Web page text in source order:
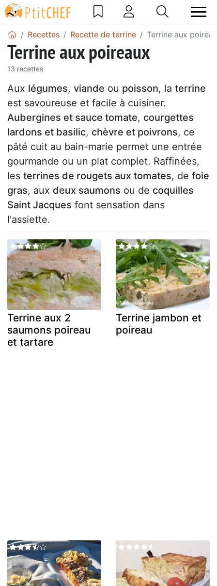
Recettes Recette de terrine Terrine aux
Terrine aux poireaux
13 recettes
Aux légumes, viande ou poisson, la terrine
est savoureuse et facile à cuisiner.
Aubergines et sauce tomate, courgettes
lardons et basilic, chèvre et poivrons, ce
pâté cuit au bain-marie permet une entrée
gourmande ou un plat complet. Raffinées,
les terrines de rougets aux tomates, de foie
gras, aux deux saumons ou de coquilles
Saint Jacques font sensation dans
l'assiette.
Terrine aux 2
saumons poireau
et tartare
Terrine jambon et
poireau